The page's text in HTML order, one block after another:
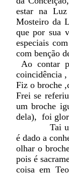
estar na
Mosteiro da
que por sua
especiais
com benção
Ao contar
coincidência
Fiz o broche
Frei se
um broche
dela), foi
Tai um nó
é dado a
olhar o
pois é
coisa em